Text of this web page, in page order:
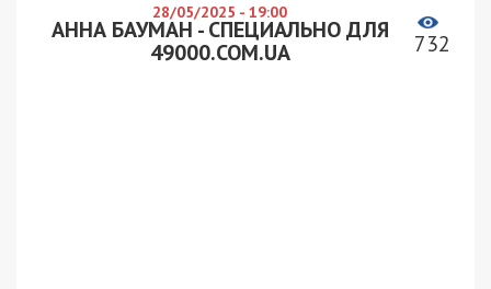
28/05/2025 - 19:00
АННА БАУМАН - СПЕЦИАЛЬНО ДЛЯ
49000.COM.UA
732